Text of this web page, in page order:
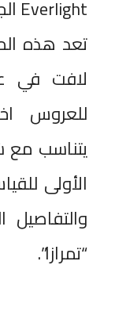
Everlight الجاهزة للارتداء.
تعد هذه
لافت في
للعروس
يتناسب مع
الأولى
والتفاصيل
“تمرازا”.